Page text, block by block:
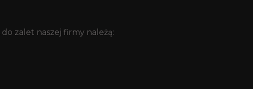
do zalet naszej firmy należą: